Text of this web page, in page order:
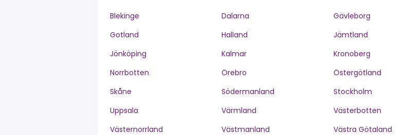
Blekinge Dalarna
Gävleborg
Gotland
Halland
Jämtland
Jönköping
Kalmar
Kronoberg
Norrbotten
Örebro
Östergötland
Skåne
Södermanland
Stockholm
Uppsala
Värmland
Västerbotten
Västernorrland
Västmanland Västra Götaland